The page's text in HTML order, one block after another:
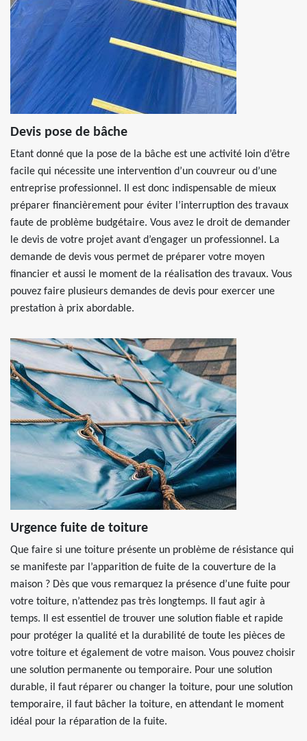
Devis pose de bâche
Etant donné que la pose de la bâche est une activité loin d’être
facile qui nécessite une intervention d’un couvreur ou d’une
entreprise professionnel. Il est donc indispensable de mieux
préparer financièrement pour éviter l’interruption des travaux
faute de problème budgétaire. Vous avez le droit de demander
le devis de votre projet avant d’engager un professionnel. La
demande de devis vous permet de préparer votre moyen
financier et aussi le moment de la réalisation des travaux. Vous
pouvez faire plusieurs demandes de devis pour exercer une
prestation à prix abordable.
Urgence fuite de toiture
Que faire si une toiture présente un problème de résistance qui
se manifeste par l’apparition de fuite de la couverture de la
maison ? Dès que vous remarquez la présence d’une fuite pour
votre toiture, n’attendez pas très longtemps. Il faut agir à
temps. Il est essentiel de trouver une solution fiable et rapide
pour protéger la qualité et la durabilité de toute les pièces de
votre toiture et également de votre maison. Vous pouvez choisir
une solution permanente ou temporaire. Pour une solution
durable, il faut réparer ou changer la toiture, pour une solution
temporaire, il faut bâcher la toiture, en attendant le moment
idéal pour la réparation de la fuite.